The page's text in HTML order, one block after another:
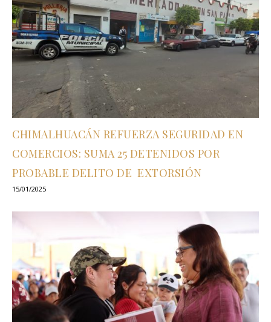
CHIMALHUACÁN REFUERZA SEGURIDAD EN
COMERCIOS: SUMA 25 DETENIDOS POR
PROBABLE DELITO DE EXTORSIÓN
15/01/2025